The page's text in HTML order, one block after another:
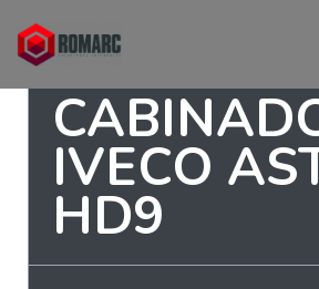
CHASIS
IVECO
HD9